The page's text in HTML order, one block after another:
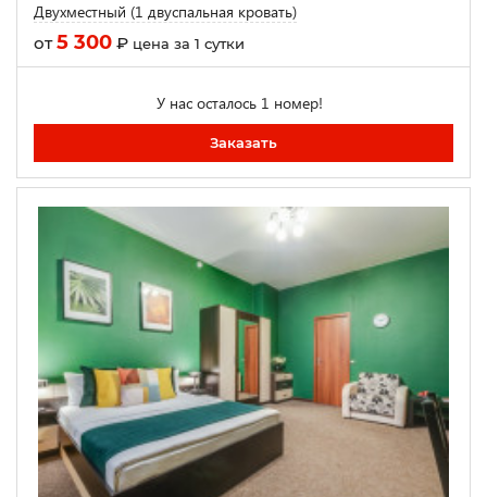
Двухместный (1 двуспальная кровать)
от5 300 ₽ цена за 1 сутки
У нас осталось 1 номер!
Заказать